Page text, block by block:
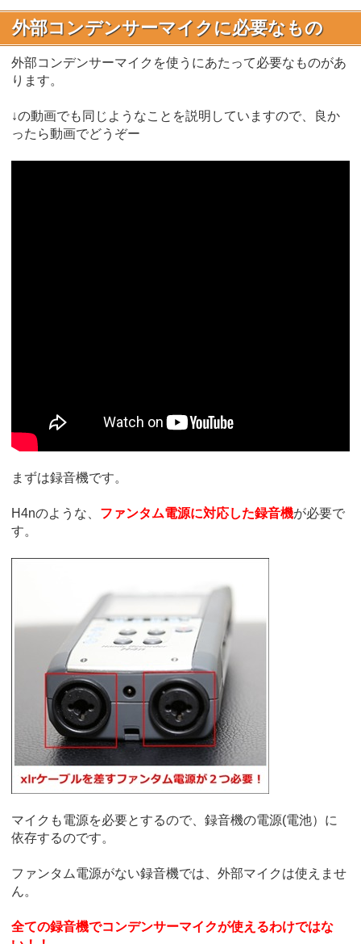
外部コンデンサーマイクに必要なもの
外部コンデンサーマイクを使うにあたって必要なものがあ
ります。
↓の動画でも同じようなことを説明していますので、良か
ったら動画でどうぞー
まずは録音機です。
H4nのような、 ファンタム電源に対応した録音機が必要で
す。
マイクも電源を必要とするので、録音機の電源(電池）に
依存するのです。
ファンタム電源がない録音機では、外部マイクは使えませ
ん。
全ての録音機でコンデンサーマイクが使えるわけではな